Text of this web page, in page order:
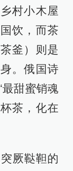
村小木屋
饮，而茶
釜）则是
。俄国诗
最甜蜜销魂
茶，化在
厥鞑靼的